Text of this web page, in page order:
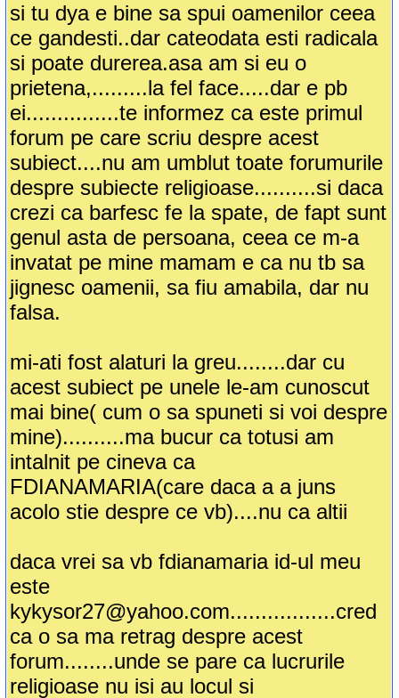
si tu dya e bine sa spui oamenilor ceea
ce gandesti..dar cateodata esti radicala
si poate durerea.asa am si eu o
prietena,.........la fel face.....dar e pb
ei...............te informez ca este primul
forum pe care scriu despre acest
subiect....nu am umblut toate forumurile
despre subiecte religioase..........si daca
crezi ca barfesc fe la spate, de fapt sunt
genul asta de persoana, ceea ce m-a
invatat pe mine mamam e ca nu tb sa
jignesc oamenii, sa fiu amabila, dar nu
falsa.
mi-ati fost alaturi la greu........dar cu
acest subiect pe unele le-am cunoscut
mai bine( cum o sa spuneti si voi despre
mine)..........ma bucur ca totusi am
intalnit pe cineva ca
FDIANAMARIA(care daca a a juns
acolo stie despre ce vb)....nu ca altii
daca vrei sa vb fdianamaria id-ul meu
este
kykysor27@yahoo.com.................cred
ca o sa ma retrag despre acest
forum........unde se pare ca lucrurile
religioase nu isi au locul si